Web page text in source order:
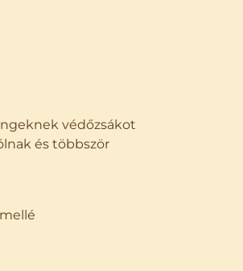
védőzsákot
és többször